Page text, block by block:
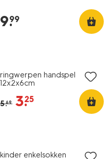
9.
99
ringwerpen handspel
12x2x6cm
5.69 3.
25
kinder enkelsokken